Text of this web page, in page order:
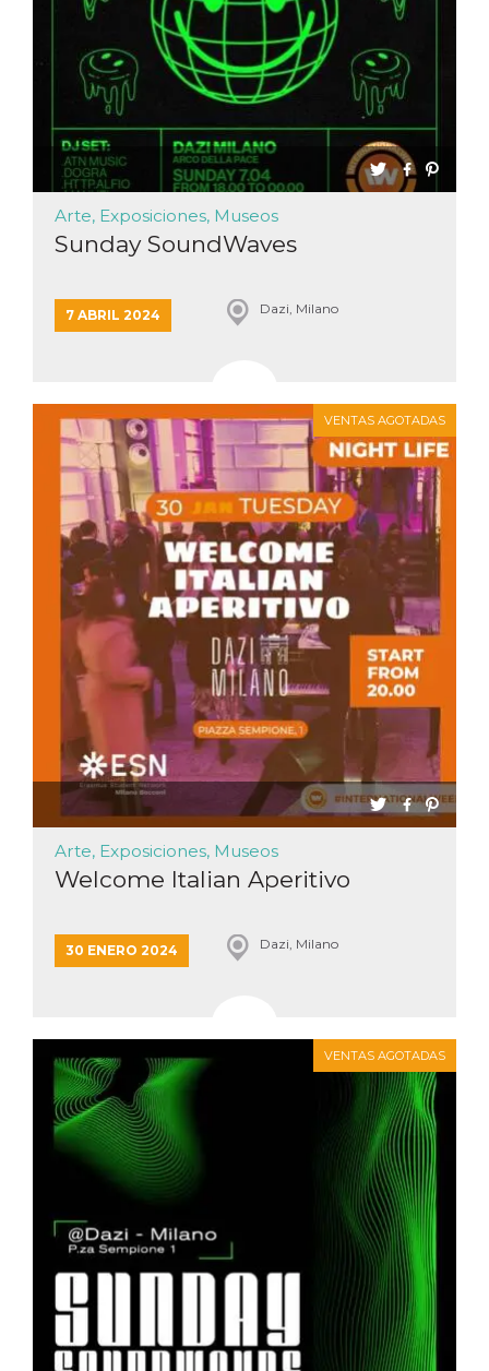
Arte, Exposiciones, Museos
Sunday SoundWaves
7 ABRIL 2024 Dazi, Milano
VENTAS AGOTADAS
Arte, Exposiciones, Museos
Welcome Italian Aperitivo
30 ENERO 2024 Dazi, Milano
VENTAS AGOTADAS